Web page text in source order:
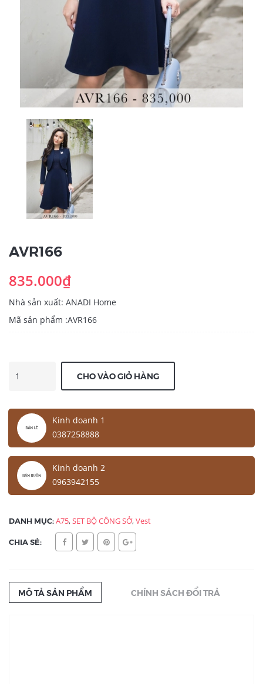
AVR166
835.000₫
Nhà sản xuất: ANADI Home
Mã sản phẩm :AVR166
CHO VÀO GIỎ HÀNG
Kinh doanh 1
0387258888
Kinh doanh 2
0963942155
DANH MỤC:A75,SET BỘ CÔNG SỞ,Vest
CHIA SẺ:
MÔ TẢ SẢN PHẨM CHÍNH SÁCH ĐỔI TRẢ